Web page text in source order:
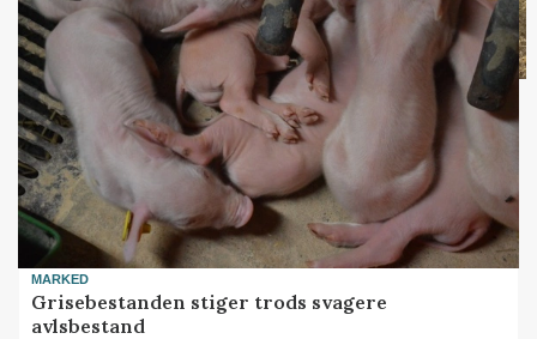
MARKED
Grisebestanden stiger trods svagere
avlsbestand